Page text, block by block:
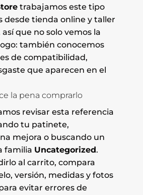
trabajamos este tipo
desde tienda online y taller
que no solo vemos la
también conocemos
de compatibilidad,
que aparecen en el
la pena comprarlo
revisar esta referencia
tu patinete,
mejora o buscando un
familia Uncategorized.
al carrito, compara
versión, medidas y fotos
evitar errores de